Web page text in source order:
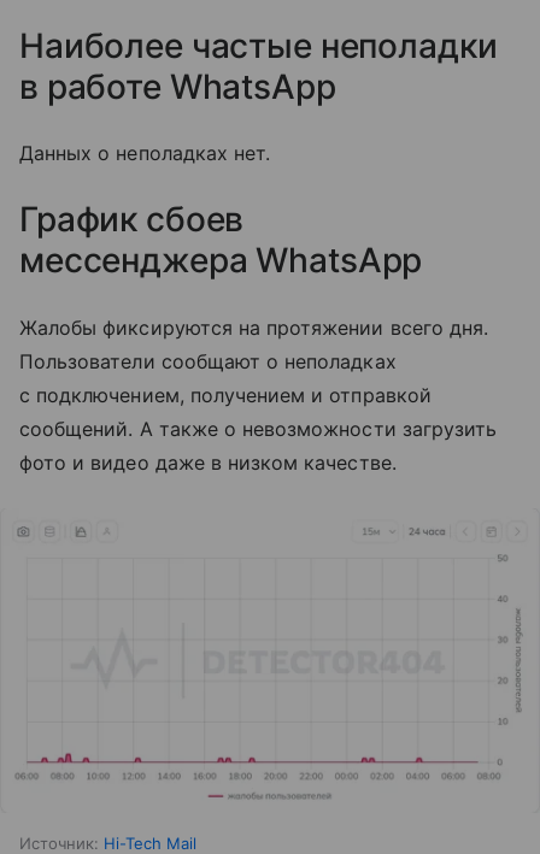
Наиболее частые неполадки
в работе WhatsApp
Данных о неполадках нет.
График сбоев
мессенджера WhatsApp
Жалобы фиксируются на протяжении всего дня.
Пользователи сообщают о неполадках
с подключением, получением и отправкой
сообщений. А также о невозможности загрузить
фото и видео даже в низком качестве.
Источник: Hi-Tech Mail